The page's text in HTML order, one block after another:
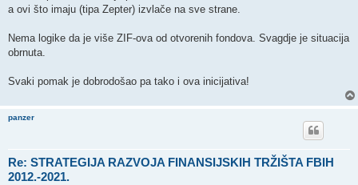
a ovi što imaju (tipa Zepter) izvlače na sve strane.
Nema logike da je više ZIF-ova od otvorenih fondova. Svagdje je situacija
obrnuta.
Svaki pomak je dobrodošao pa tako i ova inicijativa!
panzer
Re: STRATEGIJA RAZVOJA FINANSIJSKIH TRŽIŠTA FBIH
2012.-2021.